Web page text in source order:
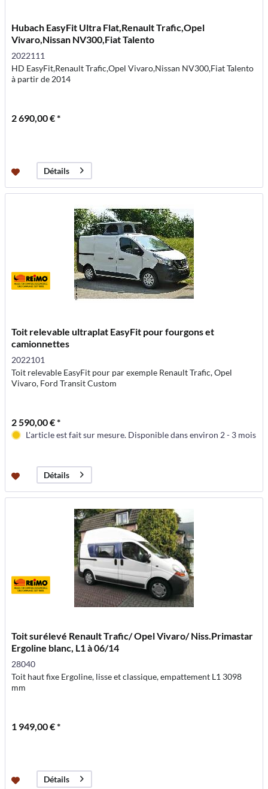
Hubach EasyFit Ultra Flat,Renault Trafic,Opel
Vivaro,Nissan NV300,Fiat Talento
2022111
HD EasyFit,Renault Trafic,Opel Vivaro,Nissan NV300,Fiat Talento
à partir de 2014
2 690,00 € *
Détails
Toit relevable ultraplat EasyFit pour fourgons et
camionnettes
2022101
Toit relevable EasyFit pour par exemple Renault Trafic, Opel
Vivaro, Ford Transit Custom
2 590,00 € *
L'article est fait sur mesure. Disponible dans environ 2 - 3 mois
Détails
Toit surélevé Renault Trafic/ Opel Vivaro/ Niss.Primastar
Ergoline blanc, L1 à 06/14
28040
Toit haut fixe Ergoline, lisse et classique, empattement L1 3098
mm
1 949,00 € *
Détails